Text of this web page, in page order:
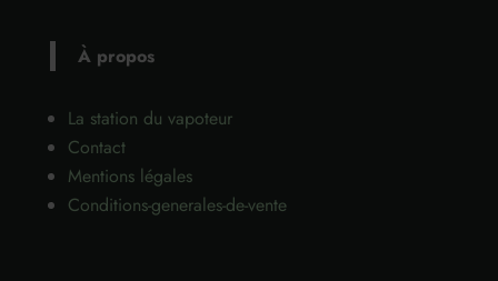
À propos
La station du vapoteur
Contact
Mentions légales
Conditions-generales-de-vente